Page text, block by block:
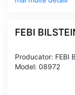
FEBI
Producator: FEBI
Model: 08972